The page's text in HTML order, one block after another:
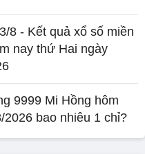
8 - Kết quả xổ số miền
nay thứ Hai ngày
9999 Mi Hồng hôm
2026 bao nhiêu 1 chỉ?